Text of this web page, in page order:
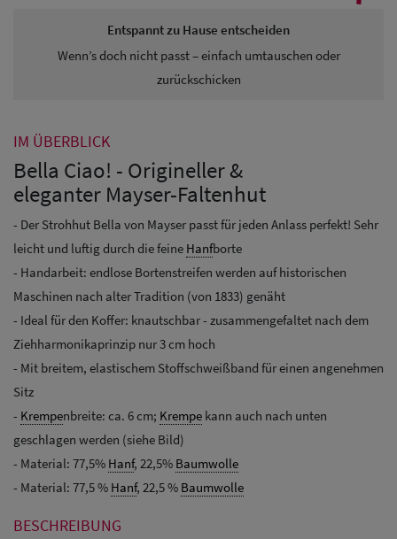
Snapback Caps
Entspannt zu Hause entscheiden
Wenn’s doch nicht passt – einfach umtauschen oder
zurückschicken
IM ÜBERBLICK
Bella Ciao! - Origineller &
eleganter Mayser-Faltenhut
- Der Strohhut Bella von Mayser passt für jeden Anlass perfekt! Sehr
leicht und luftig durch die feine Hanfborte
- Handarbeit: endlose Bortenstreifen werden auf historischen
Maschinen nach alter Tradition (von 1833) genäht
- Ideal für den Koffer: knautschbar - zusammengefaltet nach dem
Ziehharmonikaprinzip nur 3 cm hoch
- Mit breitem, elastischem Stoffschweißband für einen angenehmen
Sitz
- Krempenbreite: ca. 6 cm; Krempe kann auch nach unten
geschlagen werden (siehe Bild)
- Material: 77,5% Hanf, 22,5% Baumwolle
- Material: 77,5 % Hanf, 22,5 % Baumwolle
BESCHREIBUNG